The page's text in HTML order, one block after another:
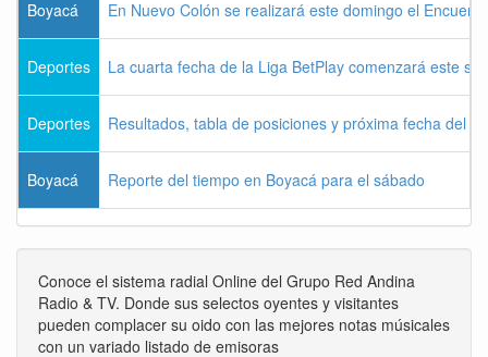
Boyacá En Nuevo Colón se realizará este domingo el
Deportes La cuarta fecha de la Liga BetPlay comenzará este
Deportes Resultados, tabla de posiciones y próxima fecha del
Boyacá Reporte del tiempo en Boyacá para el sábado
Conoce el sistema radial Online del Grupo Red Andina
Radio & TV. Donde sus selectos oyentes y visitantes
pueden complacer su oido con las mejores notas músicales
con un variado listado de emisoras